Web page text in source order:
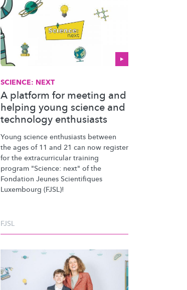
SCIENCE: NEXT
A platform for meeting and
helping young science and
technology enthusiasts
Young science enthusiasts between
the ages of 11 and 21 can now register
for the extracurricular training
program "Science: next" of the
Fondation Jeunes Scientifiques
Luxembourg (FJSL)!
FJSL